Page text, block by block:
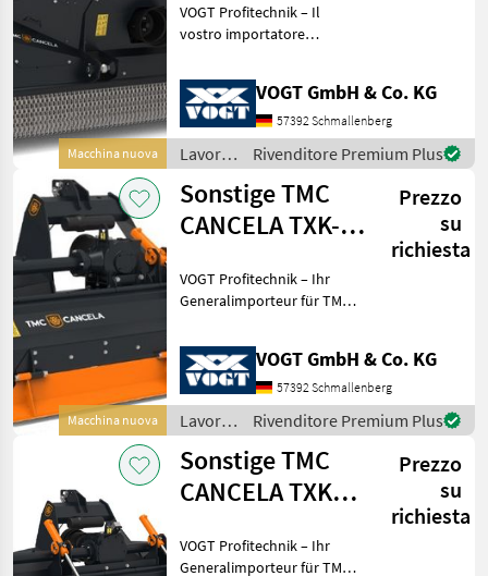
Macchina nuova
Frantumatore/fresatrice
per pietre
VOGT Profitechnik – Il
vostro importatore
in Germania e Austria =
Ampia scelta di trinciatrici
forestali, frese forestali e
frantumatori TMC
VOGT GmbH & Co. KG
57392 Schmallenberg
Lavorazione
terreno
/
Sonstige
Rivenditore Premium Plus
Macchina nuova
Sonstige TMC
CANCELA TXK-
/Steinfräse
Prezzo
su
richiesta
VOGT Profitechnik – Ihr
Generalimporteur für TMC
Österreich = Große Auswahl
an TMC Forstmulchern,
Forstfräsen &
Steinbrechern für Schlep
VOGT GmbH & Co. KG
57392 Schmallenberg
Lavorazione
terreno
/
Sonstige
Rivenditore Premium Plus
Sonstige TMC
CANCELA TXK2-
/Steinfräse
Prezzo
su
richiesta
VOGT Profitechnik – Ihr
Generalimporteur für TMC